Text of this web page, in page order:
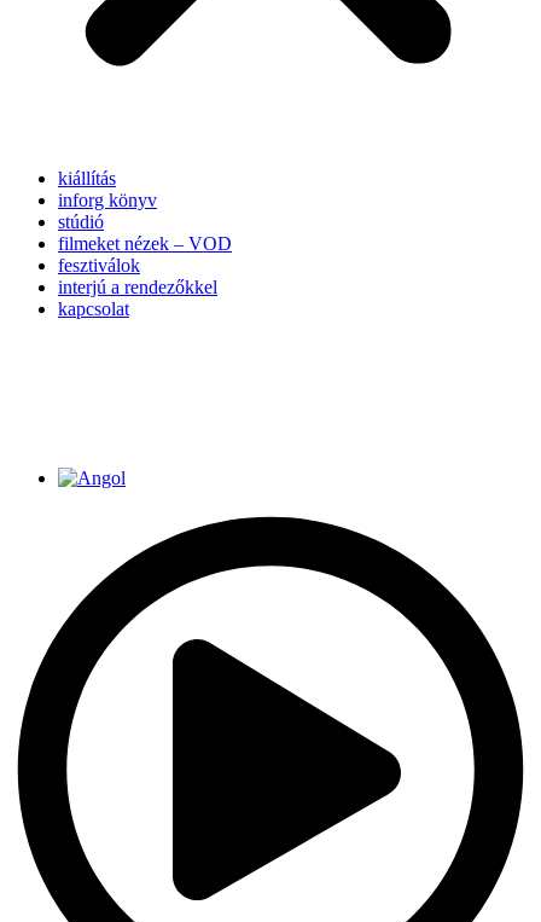
kiállítás
inforg könyv
stúdió
filmeket nézek – VOD
fesztiválok
interjú a rendezőkkel
kapcsolat